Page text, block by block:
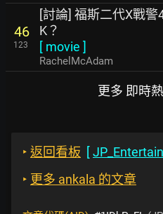
46
123
[討論] 福斯二代X戰
K？
[ movie ]
RachelMcAdam
更多 即時
‣ 返回看板 [JP_Entertain
‣ 更多 ankala 的文章